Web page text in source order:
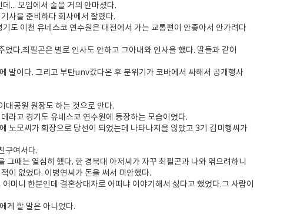
... 모임에서 술을 거의 안마셨다.
사을 준비하다 회사에서 잘렸다.
도 이천 유네스코 연수원은 대전에서 가는 교통편이 안좋아서 안가려다
다.최필곤은 별로 인사도 안하고 그아내와 인사을 했다. 딸들과 같이
말이다. 그리고 부탄unv갔다온 후 분위기가 코바에서 싸해서 공개행사
대공원 원장도 하는 것으로 안다.
라고 경기도 유네스코 연수원에 등장하는 모습이었다.
노모씨가 회장으로 당선이 되었는데 나타나지을 않았고 3기 김미행씨가
구여서다.
때는 열심히 했다. 한 경북대 아저씨가 자꾸 최필곤과 나와 엮으려하니
이 없었다. 이병연씨가 돈을 써서 미안했다.
머니 한분인데 결혼상대자로 어떠냐 이야기해서 싫다고 했었다.그 사람이
게 할 말은 아니었다.